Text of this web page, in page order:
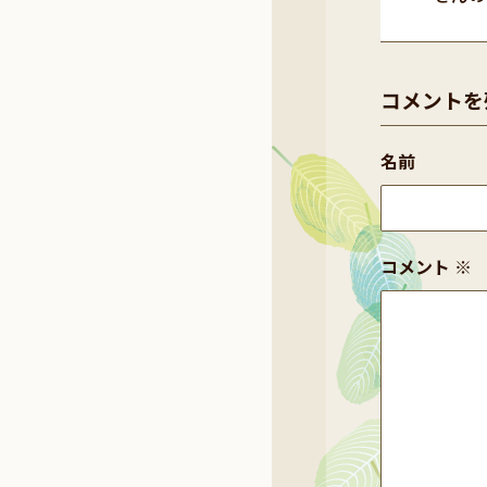
コメント
コメント ※
名前